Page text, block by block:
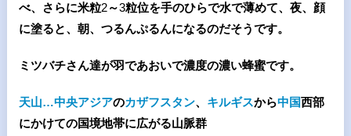
べ、
さらに米粒2～3粒位を手のひらで水で薄めて、夜、顔
に塗ると、朝、つるんぷるんになるのだそうです。
ミツバチさん達が羽であおいで濃度の濃い蜂蜜です。
天山…中央アジアのカザフスタン、 キルギスから中国西部
にかけての国境地帯に広がる山脈群